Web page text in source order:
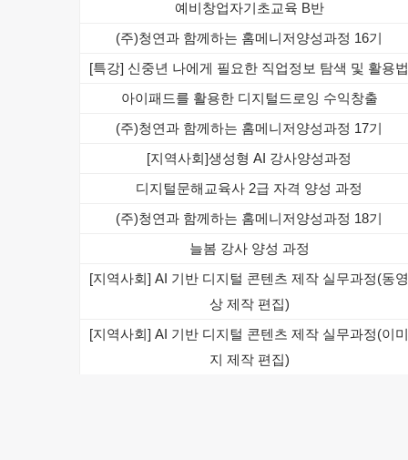
예비창업자기초교육 B반
(주)청연과 함께하는 홈메니저양성과정 16기
[특강] 신중년 나에게 필요한 직업정보 탐색 및 활용법
아이패드를 활용한 디지털드로잉 수익창출
(주)청연과 함께하는 홈메니저양성과정 17기
[지역사회]생성형 AI 강사양성과정
디지털문해교육사 2급 자격 양성 과정
(주)청연과 함께하는 홈메니저양성과정 18기
늘봄 강사 양성 과정
[지역사회] AI 기반 디지털 콘텐츠 제작 실무과정(동영
상 제작 편집)
[지역사회] AI 기반 디지털 콘텐츠 제작 실무과정(이미
지 제작 편집)